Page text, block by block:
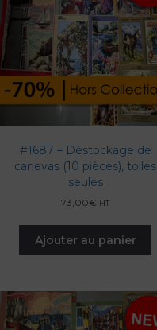
#1687 – Déstockage de
canevas (10 pièces), toiles
seules
73,00€ HT
Ajouter au panier